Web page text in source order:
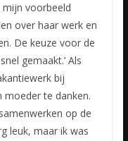
mijn voorbeeld
over haar werk en
De keuze voor de
gemaakt.’ Als
bij
moeder te danken.
op de
leuk, maar ik was